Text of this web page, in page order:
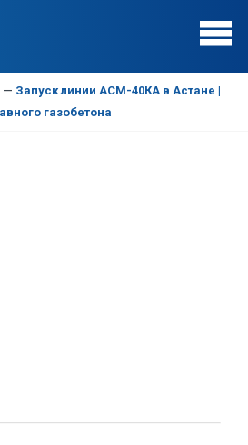
— Запуск линии АСМ-40КА в Астане |
газобетона